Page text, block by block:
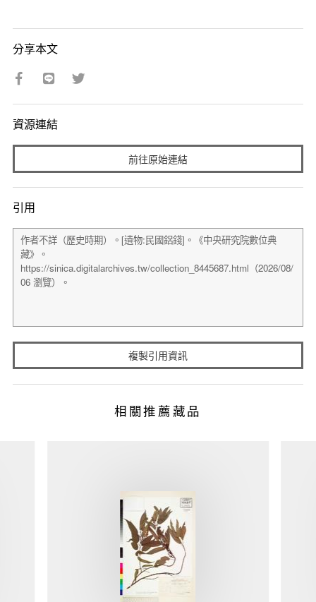
分享本文
資源連結
前往原始連結
引用
複製引用資訊
相關推薦藏品